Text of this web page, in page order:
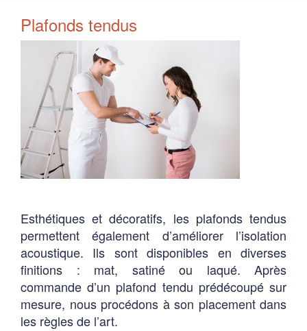
Plafonds tendus
Esthétiques et décoratifs, les plafonds tendus
permettent également d’améliorer l’isolation
acoustique. Ils sont disponibles en diverses
finitions : mat, satiné ou laqué. Après
commande d’un plafond tendu prédécoupé sur
mesure, nous procédons à son placement dans
les règles de l’art.